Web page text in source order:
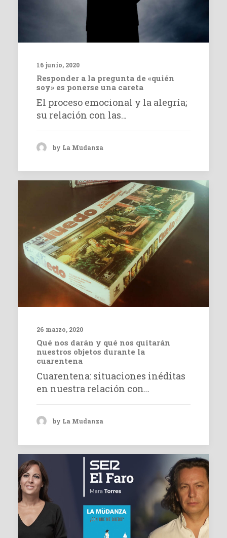
16 junio, 2020
Responder a la pregunta de «quién
soy» es ponerse una careta
El proceso emocional y la alegría;
su relación con las…
by La Mudanza
26 marzo, 2020
Qué nos darán y qué nos quitarán
nuestros objetos durante la
cuarentena
Cuarentena: situaciones inéditas
en nuestra relación con…
by La Mudanza